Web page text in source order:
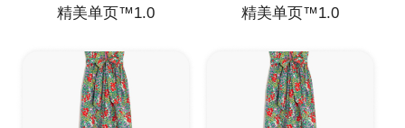
精美单页™1.0 精美单页™1.0